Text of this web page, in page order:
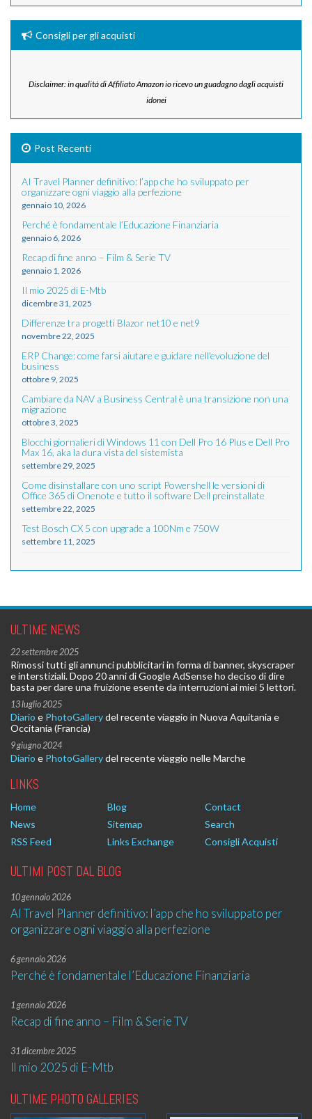
Consigli per gli acquisti
Disclaimer: in qualità di Affiliato Amazon io ricevo un guadagno dagli acquisti
idonei
Post Recenti
AI Travel Planner definitivo: l’app che ho sviluppato per
organizzare ogni viaggio alla perfezione
gennaio 10, 2026
Perché è fondamentale l’Educazione Finanziaria
gennaio 6, 2026
Recap di fine anno – Film & Serie TV
gennaio 1, 2026
Il mio 2025 di E-Mtb
dicembre 31, 2025
Differenze tra progetti Blazor net10 e net9
novembre 22, 2025
ERP Change: come farsi aiutare e guidare nell'evoluzione del
business
ottobre 9, 2025
Cambiare da NAV a Business Central è una transizione non una
migrazione
ottobre 3, 2025
Blocchi giornalieri di Windows 11 con Dell Pro 16 Plus e Dell Pro
Max 16, aka la dura vista del sistemista
settembre 29, 2025
Come disinstallare con uno script Powershell le versioni di
Office 365 di Onenote e tutto il software Dell preinstallate
settembre 22, 2025
Test Bosch CX 5 con upgrade a 100Nm e 750W
settembre 11, 2025
ULTIME NEWS
22 settembre 2025
Rimossi tutti gli annunci pubblicitari in forma di banner, skyscraper
e interstiziali. Dopo 20 anni di Google AdSense ho deciso di dire
basta per dare una fruizione esente da interruzioni ai miei 5 lettori.
13 luglio 2025
Diario e PhotoGallerydel recente viaggio in Nuova Aquitania e
Occitania (Francia)
9 giugno 2024
Diario e PhotoGallerydel recente viaggio nelle Marche
LINKS
Home Blog
Contact
News
Sitemap
Search
RSS Feed
Links Exchange Consigli Acquisti
ULTIMI POST DAL BLOG
10 gennaio 2026
AI Travel Planner definitivo: l’app che ho sviluppato per
organizzare ogni viaggio alla perfezione
6 gennaio 2026
Perché è fondamentale l’Educazione Finanziaria
1 gennaio 2026
Recap di fine anno – Film & Serie TV
31 dicembre 2025
Il mio 2025 di E-Mtb
ULTIME PHOTO GALLERIES